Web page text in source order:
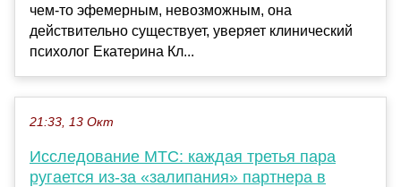
чем-то эфемерным, невозможным, она
действительно существует, уверяет клинический
психолог Екатерина Кл...
21:33, 13 Окт
Исследование МТС: каждая третья пара
ругается из-за «залипания» партнера в